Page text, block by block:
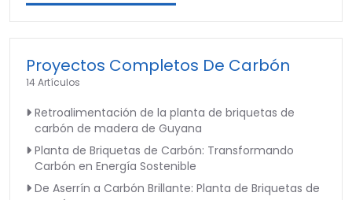
Proyectos Completos De Carbón
14 Artículos
Retroalimentación de la planta de briquetas de
carbón de madera de Guyana
Planta de Briquetas de Carbón: Transformando
Carbón en Energía Sostenible
De Aserrín a Carbón Brillante: Planta de Briquetas de